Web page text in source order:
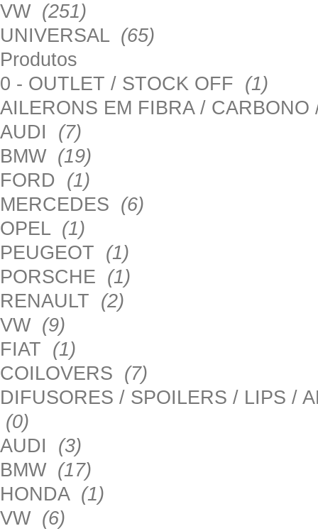
VW (251)
UNIVERSAL (65)
Produtos
0 - OUTLET / STOCK OFF (1)
AILERONS EM FIBRA /
AUDI (7)
BMW (19)
FORD (1)
MERCEDES (6)
OPEL (1)
PEUGEOT (1)
PORSCHE (1)
RENAULT (2)
VW (9)
FIAT (1)
COILOVERS (7)
DIFUSORES / SPOILERS / LIPS /
(0)
AUDI (3)
BMW (17)
HONDA (1)
VW (6)